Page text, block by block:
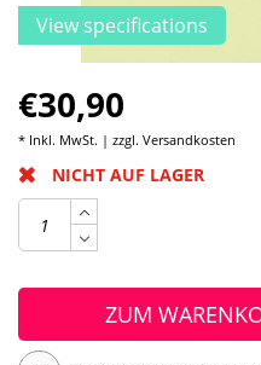
View specifications
€30,90
* Inkl. MwSt. | zzgl. Versandkosten
NICHT AUF LAGER
ZUM